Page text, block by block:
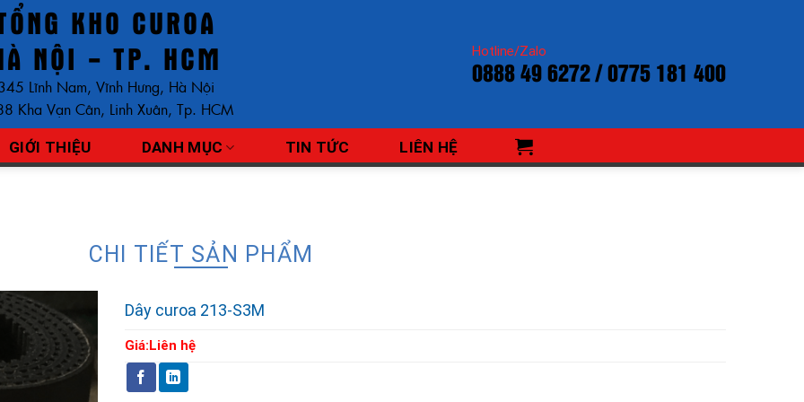
KHO CUROA
NỘI - TP. HCM
Lĩnh Nam, Vĩnh Hưng, Hà Nội
Kha Vạn Cân, Linh Xuân, Tp. HCM
Hotline/Zalo
0888 49 6272 / 0775 181 400
GIỚI THIỆU DANH MỤC TIN TỨC LIÊN HỆ
CHI TIẾT SẢN PHẨM
Dây curoa 213-S3M
Giá:Liên hệ